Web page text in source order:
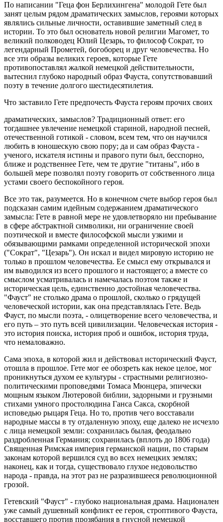
По написании "Геца фон Берлихингена" молодой Гете был
занят целым рядом драматических замыслов, героями которых
являлись сильные личности, оставившие заметный след в
истории. То это был основатель новой религии Магомет, то
великий полководец Юлий Цезарь, то философ Сократ, то
легендарный Прометей, богоборец и друг человечества. Но
все эти образы великих героев, которые Гете
противопоставлял жалкой немецкой действительности,
вытеснил глубоко народный образ Фауста, сопутствовавший
поэту в течение долгого шестидесятилетия.
Что заставило Гете предпочесть Фауста героям прочих своих
драматических, замыслов? Традиционный ответ: его
тогдашнее увлечение немецкой стариной, народной песней,
отечественной готикой - словом, всем тем, что он научился
любить в юношескую свою пору; да и сам образ Фауста -
ученого, искателя истины и правого пути был, бесспорно,
ближе и родственнее Гете, чем те другие "титаны", ибо в
большей мере позволял поэту говорить от собственного лица
устами своего беспокойного героя.
Все это так, разумеется. Но в конечном счете выбор героя был
подсказан самим идейным содержанием драматического
замысла: Гете в равной мере не удовлетворяло ни пребывание
в сфере абстрактной символики, ни ограничение своей
поэтической и вместе философской мысли узкими и
обязывающими рамками определенной исторической эпохи
("Сократ", "Цезарь"). Он искал и видел мировую историю не
только в прошлом человечества. Ее смысл ему открывался и
им выводился из всего прошлого и настоящего; а вместе со
смыслом усматривалась и намечалась поэтом также и
историческая цель, единственно достойная человечества.
"Фауст" не столько драма о прошлой, сколько о грядущей
человеческой истории, как она представлялась Гете. Ведь
Фауст, по мысли поэта, - олицетворение всего человечества, и
его путь – это путь всей цивилизации. Человеческая история -
это история поиска, история проб и ошибок, история труда,
что немаловажно.
Сама эпоха, в которой жил и действовал исторический Фауст,
отошла в прошлое. Гете мог ее обозреть как некое целое, мог
проникнуться духом ее культуры - страстными религиозно-
политическими проповедями Томаса Мюнцера, эпически
мощным языком Лютеровой библии, задорными и грузными
стихами умного простолюдина Ганса Сакса, скорбной
исповедью рыцаря Геца. Но то, против чего восставали
народные массы в ту отдаленную эпоху, еще далеко не исчезло
с лица немецкой земли: сохранилась былая, феодально
раздробленная Германия; сохранилась (вплоть до 1806 года)
Священная Римская империя германской нации, по старым
законам которой вершился суд во всех немецких землях;
наконец, как и тогда, существовало глухое недовольство
народа - правда, на этот раз не разразившееся революционной
грозой.
Гетевский "Фауст" - глубоко национальная драма. Национален
уже самый душевный конфликт ее героя, строптивого Фауста,
восставшего против прозябания в гнусной немецкой